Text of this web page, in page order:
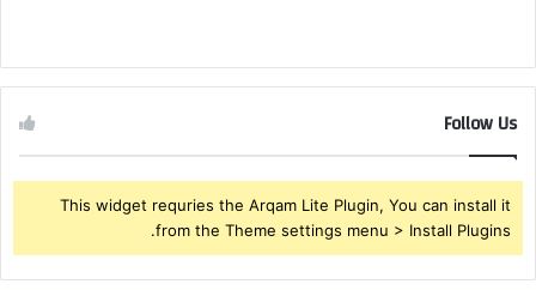
Follow Us
This widget requries the Arqam Lite Plugin, You can install it
from the Theme settings menu > Install Plugins.